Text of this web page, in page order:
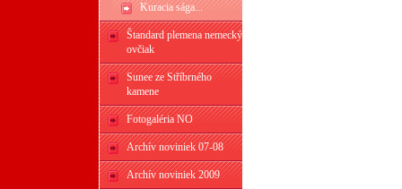
Kuracia sága...
Štandard plemena nemecký
ovčiak
Sunee ze Stříbrného
kamene
Fotogaléria NO
Archív noviniek 07-08
Archív noviniek 2009